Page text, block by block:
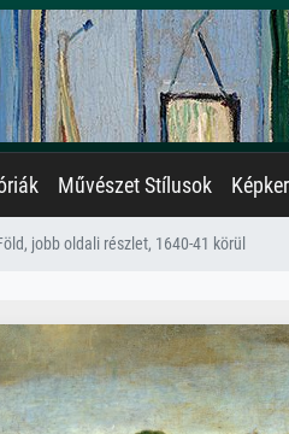
Művészet Stílusok
jobb oldali részlet, 1640-41 körül